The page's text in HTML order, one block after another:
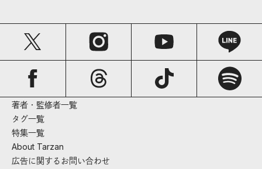
著者・監修者一覧
タグ一覧
特集一覧
About Tarzan
広告に関するお問い合わせ